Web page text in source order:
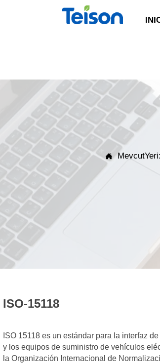
 MevcutYeri:
ISO-15118
ISO 15118 es un estándar para la interfaz
y los equipos de suministro de vehículos
la Organización Internacional de